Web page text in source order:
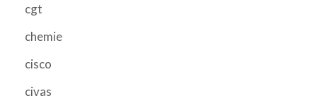
cgt
chemie
cisco
civas